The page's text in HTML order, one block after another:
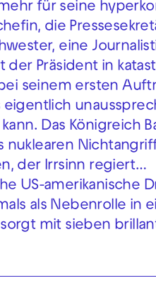
für seine
die
eine
Präsident in
seinem ersten
Das Königreich
der Irrsinn regiert…
US-amerikanische
als Nebenrolle in
mit sieben